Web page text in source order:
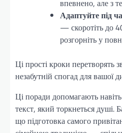
впевнено, але з
Адаптуйте під
— скоротіть до
розгорніть у
Ці прості кроки перетворять
незабутній спогад для вашої
Ці поради допомагають
текст, який торкнеться душі.
що підготовка самого